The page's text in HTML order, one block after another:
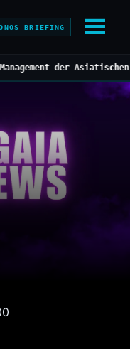
BRIEFING
der Asiatischen